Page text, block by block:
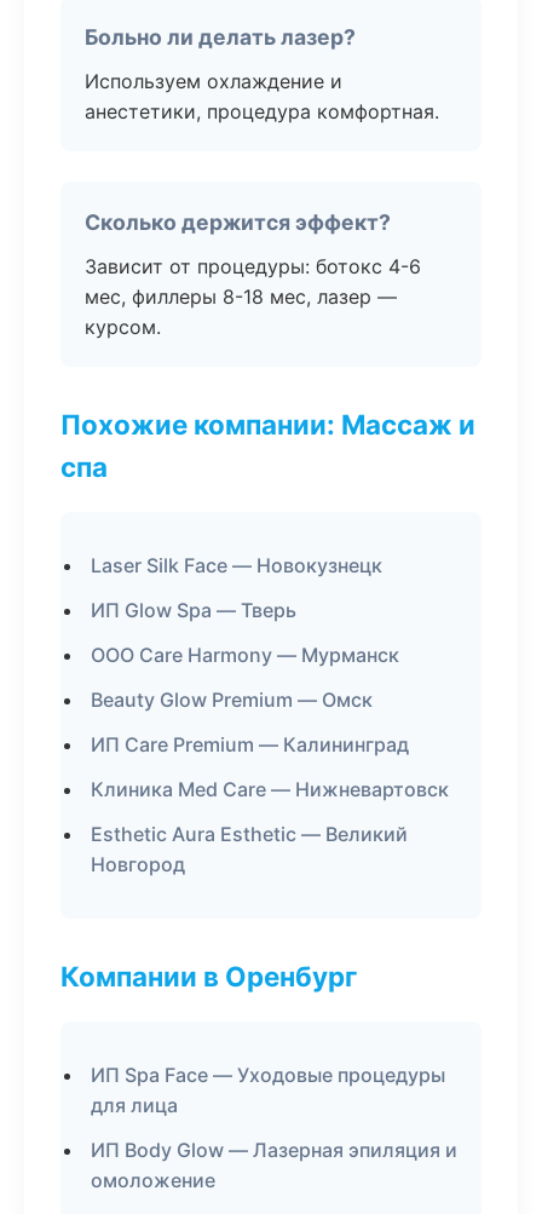
Больно ли делать лазер?
Используем охлаждение и
анестетики, процедура комфортная.
Сколько держится эффект?
Зависит от процедуры: ботокс 4-6
мес, филлеры 8-18 мес, лазер —
курсом.
Похожие компании: Массаж и
спа
Laser Silk Face — Новокузнецк
ИП Glow Spa — Тверь
ООО Care Harmony — Мурманск
Beauty Glow Premium — Омск
ИП Care Premium — Калининград
Клиника Med Care — Нижневартовск
Esthetic Aura Esthetic — Великий
Новгород
Компании в Оренбург
ИП Spa Face — Уходовые процедуры
для лица
ИП Body Glow — Лазерная эпиляция и
омоложение